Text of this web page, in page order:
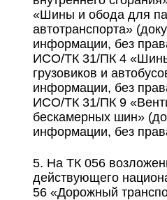
«Шины и обода для
автотранспорта»
информации, без
ИСО/TК 31/ПК 4
грузовиков и
информации, без
ИСО/TК 31/ПК 9
бескамерных шин»
информации, без
На ТК 056
действующего
56 «Дорожный